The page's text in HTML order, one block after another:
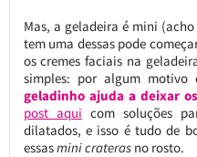
Mas, a geladeira é mini
tem uma dessas pode
os cremes faciais na
simples: por algum
geladinho ajuda a deixar
post aqui com soluções
dilatados, e isso é tudo de
essasmini craterasno rosto.